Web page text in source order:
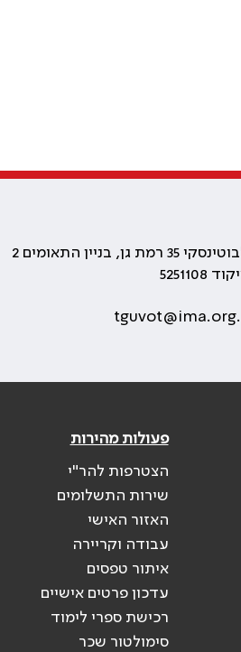
35 רמת גן, בניין התאומים 2
5251108
פעולות מהירות
הצטרפות להר"י
שירות התשלומים
האזור האישי
עבודה וקריירה
איתור טפסים
עדכון פרטים אישיים
רכישת ספרי לימוד
סימולטור שכר